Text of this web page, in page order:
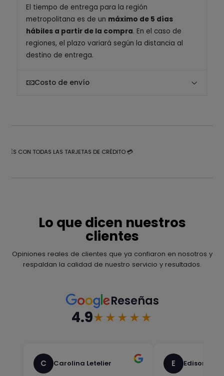
El tiempo de entrega para la región
metropolitana es de un máximo de 5 días
hábiles a partir de la compra. En el caso de
regiones, el plazo variará según la distancia al
destino de entrega.
Costo de envío
CON TODAS LAS TARJETAS DE CRÉDITO 💳
Lo que dicen nuestros
clientes
Opiniones reales de clientes que ya confiaron en nosotros y
respaldan la calidad de nuestro servicio y resultados.
Reseñas
4.9★★★★★
C Carolina Letelier E Edison